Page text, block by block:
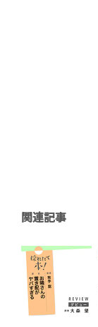
関連記事